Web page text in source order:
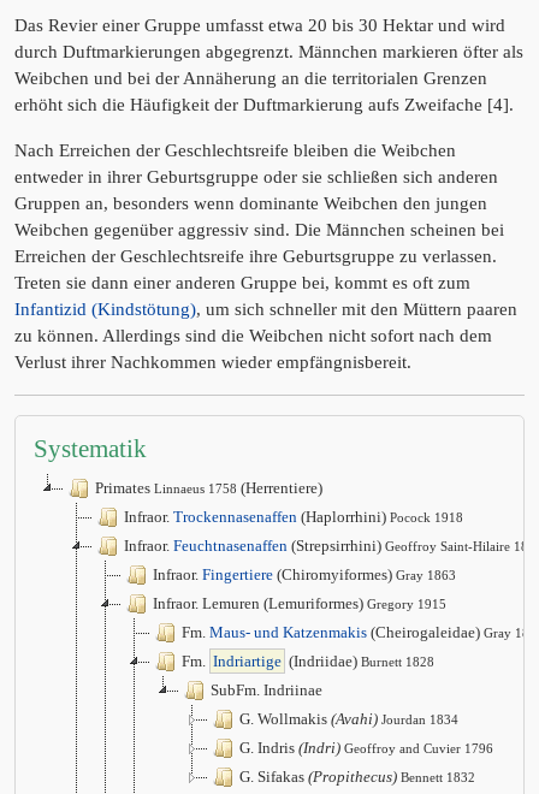
Das Revier einer Gruppe umfasst etwa 20 bis 30 Hektar und wird
durch Duftmarkierungen abgegrenzt. Männchen markieren öfter als
Weibchen und bei der Annäherung an die territorialen Grenzen
erhöht sich die Häufigkeit der Duftmarkierung aufs Zweifache [4].
Nach Erreichen der Geschlechtsreife bleiben die Weibchen
entweder in ihrer Geburtsgruppe oder sie schließen sich anderen
Gruppen an, besonders wenn dominante Weibchen den jungen
Weibchen gegenüber aggressiv sind. Die Männchen scheinen bei
Erreichen der Geschlechtsreife ihre Geburtsgruppe zu verlassen.
Treten sie dann einer anderen Gruppe bei, kommt es oft zum
Infantizid (Kindstötung), um sich schneller mit den Müttern paaren
zu können. Allerdings sind die Weibchen nicht sofort nach dem
Verlust ihrer Nachkommen wieder empfängnisbereit.
Systematik
Primates Linnaeus 1758 (Herrentiere)
Infraor. Trockennasenaffen (Haplorrhini) Pocock 1918
Infraor. Feuchtnasenaffen (Strepsirrhini) Geoffroy Saint-Hilaire
Infraor. Fingertiere (Chiromyiformes) Gray 1863
Infraor. Lemuren (Lemuriformes) Gregory 1915
Fm. Maus- und Katzenmakis (Cheirogaleidae) Gray
Fm. Indriartige (Indriidae) Burnett 1828
SubFm. Indriinae
G. Wollmakis (Avahi) Jourdan 1834
G. Indris (Indri) Geoffroy and Cuvier 1796
G. Sifakas (Propithecus) Bennett 1832